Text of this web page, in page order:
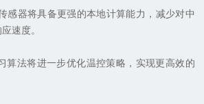
器将具备更强的本地计算能力，减少对中
速度。
法将进一步优化温控策略，实现更高效的